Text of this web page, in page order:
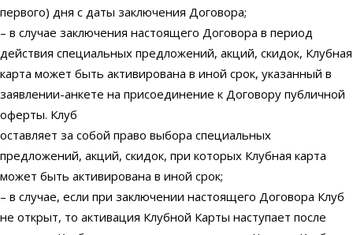
первого) дня с даты заключения Договора;
– в случае заключения настоящего Договора в период
действия специальных предложений, акций, скидок, Клубная
карта может быть активирована в иной срок, указанный в
заявлении-анкете на присоединение к Договору публичной
оферты. Клуб
оставляет за собой право выбора специальных
предложений, акций, скидок, при которых Клубная карта
может быть активирована в иной срок;
– в случае, если при заключении настоящего Договора Клуб
не открыт, то активация Клубной Карты наступает после